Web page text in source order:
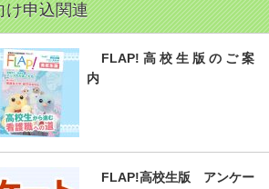
け申込関連
FLAP!高校生版のご案
内
FLAP!高校生版 アンケー